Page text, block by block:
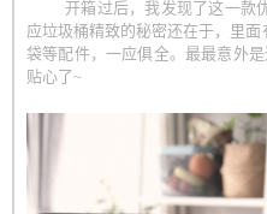
开箱过后，我发现了这一款
应垃圾桶精致的秘密还在于，里
袋等配件，一应俱全。最最意外
贴心了~